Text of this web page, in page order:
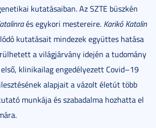
kutatásaiban. Az SZTE büszkén
és egykori mestereire. Karikó Katalin
kutatásait mindezek együttes hatása
a világjárvány idején a tudomány
klinikailag engedélyezett Covid–19
alapjait a vázolt életút több
munkája és szabadalma hozhatta el